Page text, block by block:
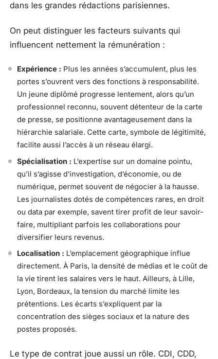
dans les grandes rédactions parisiennes.
On peut distinguer les facteurs suivants qui
influencent nettement la rémunération :
Expérience : Plus les années s’accumulent, plus les
portes s’ouvrent vers des fonctions à responsabilité.
Un jeune diplômé progresse lentement, alors qu’un
professionnel reconnu, souvent détenteur de la carte
de presse, se positionne avantageusement dans la
hiérarchie salariale. Cette carte, symbole de légitimité,
facilite aussi l’accès à un réseau élargi.
Spécialisation : L’expertise sur un domaine pointu,
qu’il s’agisse d’investigation, d’économie, ou de
numérique, permet souvent de négocier à la hausse.
Les journalistes dotés de compétences rares, en droit
ou data par exemple, savent tirer profit de leur savoir-
faire, multipliant parfois les collaborations pour
diversifier leurs revenus.
Localisation : L’emplacement géographique influe
directement. À Paris, la densité de médias et le coût de
la vie tirent les salaires vers le haut. Ailleurs, à Lille,
Lyon, Bordeaux, la tension du marché limite les
prétentions. Les écarts s’expliquent par la
concentration des sièges sociaux et la nature des
postes proposés.
Le type de contrat joue aussi un rôle. CDI, CDD,